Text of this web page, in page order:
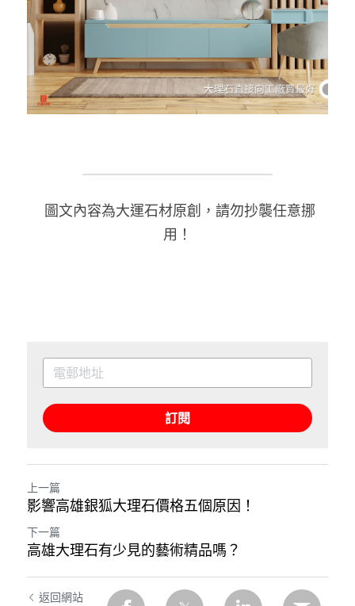
用！
訂閱
上一篇
影響高雄銀狐大理石價格五個原因！
下一篇
高雄大理石有少見的藝術精品嗎？
返回網站